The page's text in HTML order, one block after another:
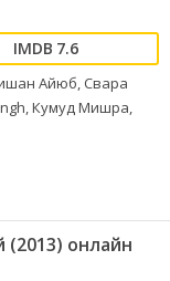
7.6
Айюб, Свара
Кумуд Мишра,
онлайн